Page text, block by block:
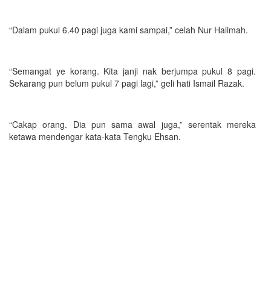
“Dalam pukul 6.40 pagi juga kami sampai,” celah Nur Halimah.
“Semangat ye korang. Kita janji nak berjumpa pukul 8 pagi.
Sekarang pun belum pukul 7 pagi lagi,” geli hati Ismail Razak.
“Cakap orang. Dia pun sama awal juga,” serentak mereka
ketawa mendengar kata-kata Tengku Ehsan.